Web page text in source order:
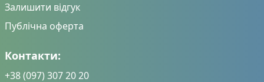
Залишити відгук
Публічна оферта
Контакти:
+38 (097) 307 20 20